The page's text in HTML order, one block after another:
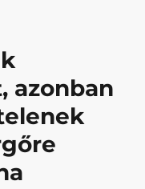
azonban